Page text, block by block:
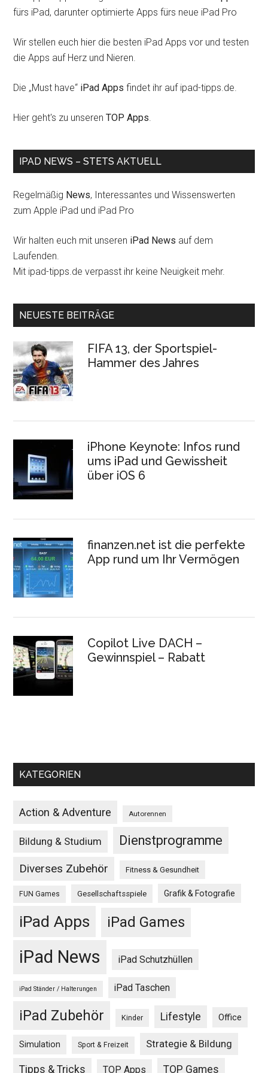
fürs iPad, darunter optimierte Apps fürs neue iPad Pro
Wir stellen euch hier die besten iPad Apps vor und testen
die Apps auf Herz und Nieren.
Die „Must have“ iPad Apps findet ihr auf ipad-tipps.de.
Hier geht's zu unserenTOP Apps.
IPAD NEWS – STETS AKTUELL
Regelmäßig News, Interessantes und Wissenswerten
zum Apple iPad und iPad Pro
Wir halten euch mit unseren iPad News auf dem
Laufenden.
Mit ipad-tipps.de verpasst ihr keine Neuigkeit mehr.
NEUESTE BEITRÄGE
FIFA 13, der Sportspiel-
Hammer des Jahres
iPhone Keynote: Infos rund
ums iPad und Gewissheit
über iOS 6
finanzen.net ist die perfekte
App rund um Ihr Vermögen
Copilot Live DACH –
Gewinnspiel – Rabatt
KATEGORIEN
Action & Adventure Autorennen
Bildung & Studium Dienstprogramme
Diverses Zubehör Fitness & Gesundheit
FUN Games Gesellschaftsspiele Grafik & Fotografie
iPad Apps iPad Games
iPad News iPad Schutzhüllen
iPad Ständer / Halterungen iPad Taschen
iPad Zubehör Kinder Lifestyle Office
Simulation Sport & Freizeit Strategie & Bildung
Tipps & Tricks TOP Apps TOP Games